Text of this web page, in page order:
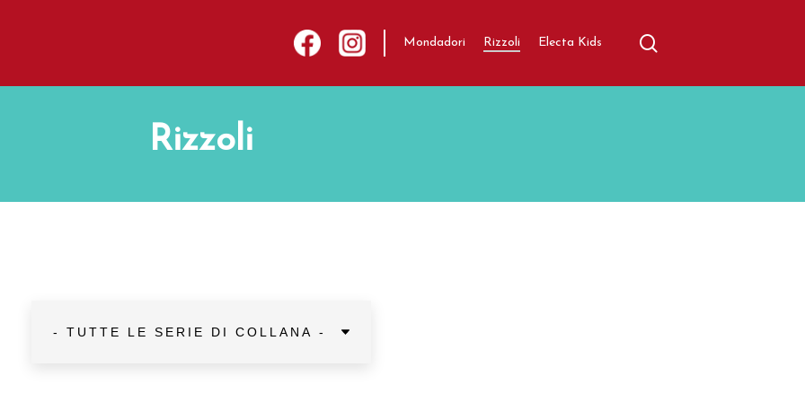
separatore
Mondadori Rizzoli Electa Kids
Rizzoli